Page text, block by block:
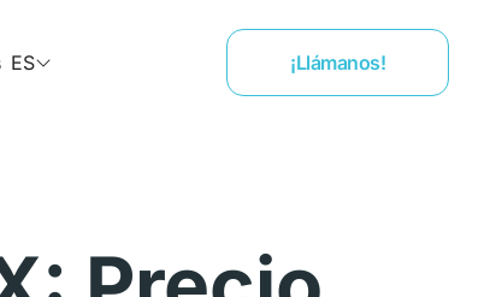
ES ¡Llámanos!